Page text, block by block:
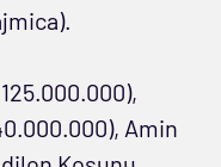
Amin